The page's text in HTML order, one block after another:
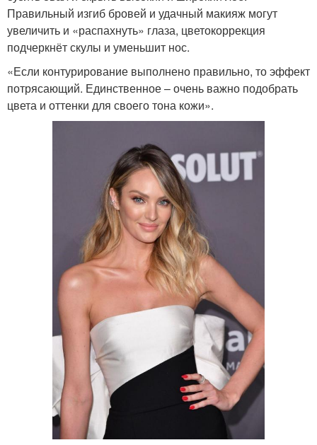
Правильный изгиб бровей и удачный макияж могут
увеличить и «распахнуть» глаза, цветокоррекция
подчеркнёт скулы и уменьшит нос.
«Если контурирование выполнено правильно, то эффект
потрясающий. Единственное – очень важно подобрать
цвета и оттенки для своего тона кожи».